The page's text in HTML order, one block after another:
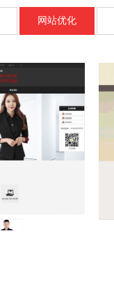
网站优化